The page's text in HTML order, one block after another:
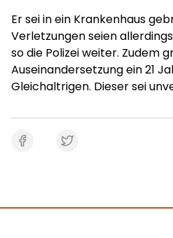
Er sei in ein Krankenhaus
Verletzungen seien
so die Polizei weiter. Zudem
Auseinandersetzung ein 21
Gleichaltrigen. Dieser sei